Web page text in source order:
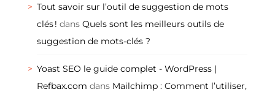
Tout savoir sur l’outil de suggestion de mots
clés ! dans Quels sont les meilleurs outils de
suggestion de mots-clés ?
Yoast SEO le guide complet - WordPress |
Refbax.com dans Mailchimp : Comment l’utiliser,